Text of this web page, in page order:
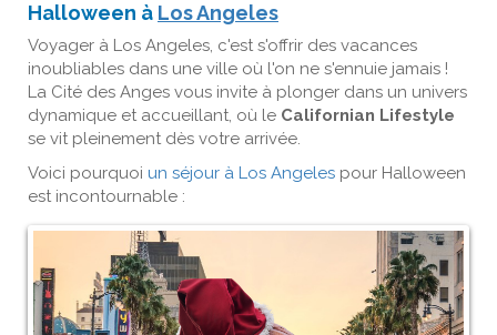
Halloween à Los Angeles
Voyager à Los Angeles, c'est s'offrir des vacances
inoubliables dans une ville où l'on ne s'ennuie jamais !
La Cité des Anges vous invite à plonger dans un univers
dynamique et accueillant, où le Californian Lifestyle
se vit pleinement dès votre arrivée.
Voici pourquoi un séjour à Los Angeles pour Halloween
est incontournable :